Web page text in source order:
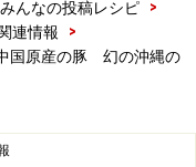
みんなの投稿レシピ
>
連情報
>
国原産の豚 幻の沖縄の